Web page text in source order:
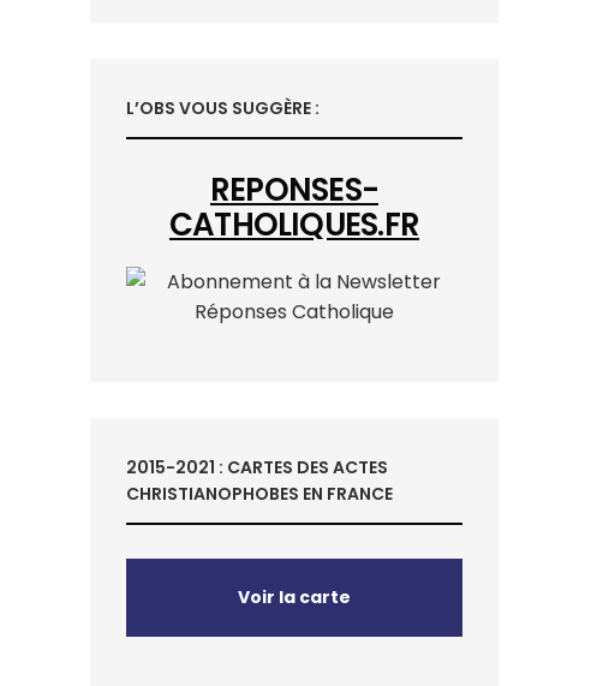
L’OBS VOUS SUGGÈRE :
REPONSES-
CATHOLIQUES.FR
2015-2021 : CARTES DES ACTES
CHRISTIANOPHOBES EN FRANCE
Voir la carte